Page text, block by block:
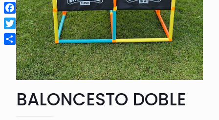
BALONCESTO DOBLE
WhatsApp
Facebook
Twitter
Compartir